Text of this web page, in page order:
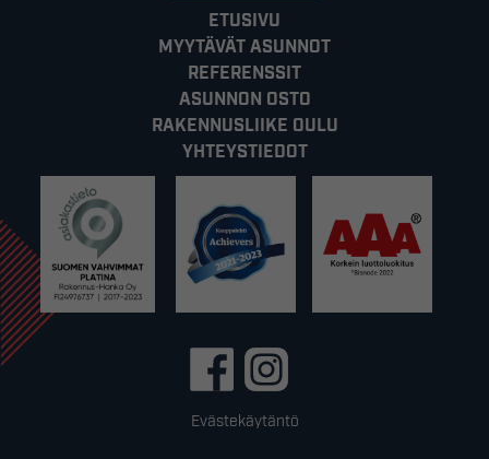
ETUSIVU
MYYTÄVÄT ASUNNOT
REFERENSSIT
ASUNNON OSTO
RAKENNUSLIIKE OULU
YHTEYSTIEDOT
Evästekäytäntö